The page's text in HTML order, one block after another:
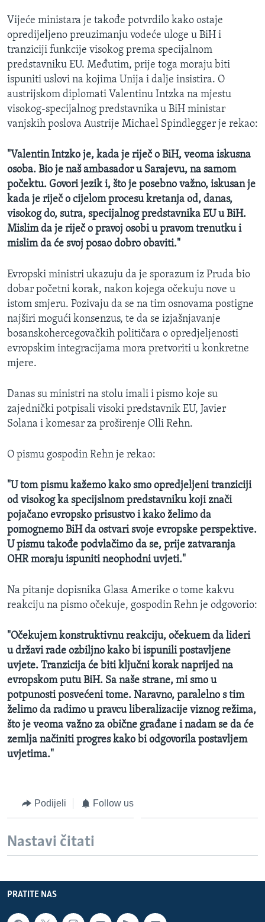
Vijeće ministara je takođe potvrdilo kako ostaje
opredijeljeno preuzimanju vodeće uloge u BiH i
tranziciji funkcije visokog prema specijalnom
predstavniku EU. Međutim, prije toga moraju biti
ispuniti uslovi na kojima Unija i dalje insistira. O
austrijskom diplomati Valentinu Intzka na mjestu
visokog-specijalnog predstavnika u BiH ministar
vanjskih poslova Austrije Michael Spindlegger je rekao:
"Valentin Intzko je, kada je riječ o BiH, veoma iskusna
osoba. Bio je naš ambasador u Sarajevu, na samom
počektu. Govori jezik i, što je posebno važno, iskusan je
kada je riječ o cijelom procesu kretanja od, danas,
visokog do, sutra, specijalnog predstavnika EU u BiH.
Mislim da je riječ o pravoj osobi u pravom trenutku i
mislim da će svoj posao dobro obaviti."
Evropski ministri ukazuju da je sporazum iz Pruda bio
dobar početni korak, nakon kojega očekuju nove u
istom smjeru. Pozivaju da se na tim osnovama postigne
najširi mogući konsenzus, te da se izjašnjavanje
bosanskohercegovačkih političara o opredjeljenosti
evropskim integracijama mora pretvoriti u konkretne
mjere.
Danas su ministri na stolu imali i pismo koje su
zajednički potpisali visoki predstavnik EU, Javier
Solana i komesar za proširenje Olli Rehn.
O pismu gospodin Rehn je rekao:
"U tom pismu kažemo kako smo opredjeljeni tranziciji
od visokog ka specijslnom predstavniku koji znači
pojačano evropsko prisustvo i kako želimo da
pomognemo BiH da ostvari svoje evropske perspektive.
U pismu takođe podvlačimo da se, prije zatvaranja
OHR moraju ispuniti neophodni uvjeti."
Na pitanje dopisnika Glasa Amerike o tome kakvu
reakciju na pismo očekuje, gospodin Rehn je odgovorio:
"Očekujem konstruktivnu reakciju, očekuem da lideri
u državi rade ozbiljno kako bi ispunili postavljene
uvjete. Tranzicija će biti ključni korak naprijed na
evropskom putu BiH. Sa naše strane, mi smo u
potpunosti posvećeni tome. Naravno, paralelno s tim
želimo da radimo u pravcu liberalizacije viznog režima,
što je veoma važno za obične građane i nadam se da će
zemlja načiniti progres kako bi odgovorila postavljem
uvjetima."
Podijeli Follow us
Nastavi čitati
PRATITE NAS